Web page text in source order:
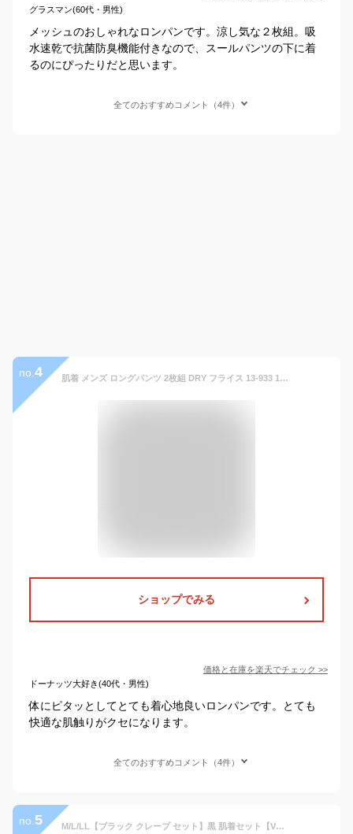
グラスマン(60代・男性)
メッシュのおしゃれなロンパンです。涼し気な２枚組。吸
水速乾で抗菌防臭機能付きなので、スールパンツの下に着
るのにぴったりだと思います。
全てのおすすめコメント（4件）
no. 4 肌着 メンズ ロングパンツ 2枚組 DRY フライス 13-933 13-014 新栄 送料無料 吸汗速乾 インナー 綿混 下着 ロンパン ズボン下 すててこ ももひき ソフト 薄地 夏(01620)
ショップでみる
価格と在庫を楽天でチェック >>
ドーナッツ大好き(40代・男性)
体にピタッとしてとても着心地良いロンパンです。とても
快適な肌触りがクセになります。
全てのおすすめコメント（4件）
no. 5 M/L/LL【ブラック クレープ セット】黒 肌着セット【Vネックシャツ＆ステテコ】メール便不可★ブラッククレープ/ファッションステテコ/すててこ/メンズ/おしゃれ/ロンパン/綿100％中国製